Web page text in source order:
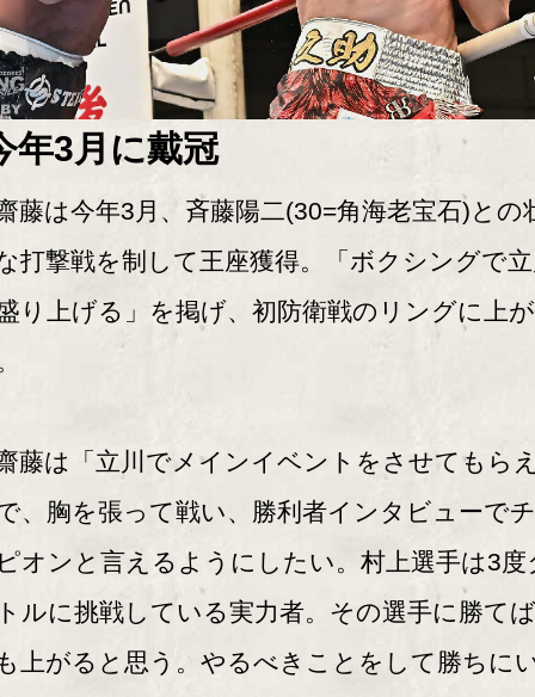
年3月に戴冠
は今年3月、斉藤陽二(30=角海老宝石)との
打撃戦を制して王座獲得。「ボクシングで
り上げる」を掲げ、初防衛戦のリングに上が
は「立川でメインイベントをさせてもら
、胸を張って戦い、勝利者インタビューで
オンと言えるようにしたい。村上選手は3度
ルに挑戦している実力者。その選手に勝て
上がると思う。やるべきことをして勝ちに